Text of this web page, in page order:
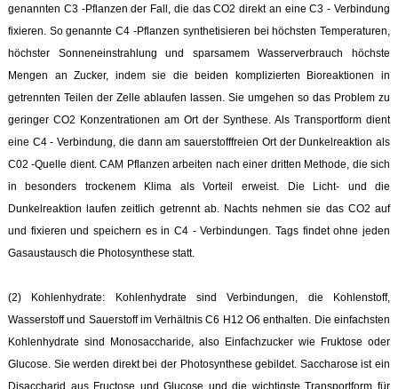
genannten C3 -Pflanzen der Fall, die das CO2 direkt an eine C3 - Verbindung
fixieren. So genannte C4 -Pflanzen synthetisieren bei höchsten Temperaturen,
höchster Sonneneinstrahlung und sparsamem Wasserverbrauch höchste
Mengen an Zucker, indem sie die beiden komplizierten Bioreaktionen in
getrennten Teilen der Zelle ablaufen lassen. Sie umgehen so das Problem zu
geringer CO2 Konzentrationen am Ort der Synthese. Als Transportform dient
eine C4 - Verbindung, die dann am sauerstofffreien Ort der Dunkelreaktion als
C02 -Quelle dient. CAM Pflanzen arbeiten nach einer dritten Methode, die sich
in besonders trockenem Klima als Vorteil erweist. Die Licht- und die
Dunkelreaktion laufen zeitlich getrennt ab. Nachts nehmen sie das CO2 auf
und fixieren und speichern es in C4 - Verbindungen. Tags findet ohne jeden
Gasaustausch die Photosynthese statt.
(2) Kohlenhydrate: Kohlenhydrate sind Verbindungen, die Kohlenstoff,
Wasserstoff und Sauerstoff im Verhältnis C6 H12 O6 enthalten. Die einfachsten
Kohlenhydrate sind Monosaccharide, also Einfachzucker wie Fruktose oder
Glucose. Sie werden direkt bei der Photosynthese gebildet. Saccharose ist ein
Disaccharid aus Fructose und Glucose und die wichtigste Transportform für